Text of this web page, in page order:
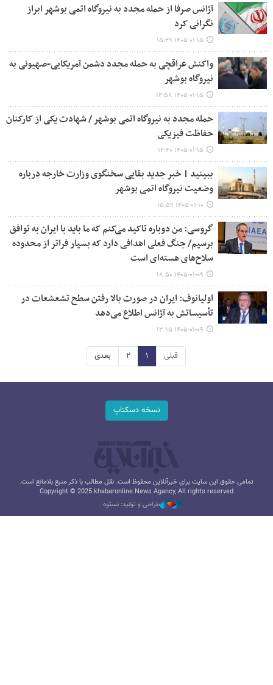
آژانس صرفا از حمله مجدد به نیروگاه اتمی بوشهر ابراز
نگرانی کرد
۱۴۰۵-۰۱-۱۵ ۱۵:۲۹
واکنش عراقچی به حمله مجدد دشمن آمریکایی-صهیونی به
نیروگاه بوشهر
۱۴۰۵-۰۱-۱۵ ۱۴:۵۸
حمله مجدد به نیروگاه اتمی بوشهر / شهادت یکی از کارکنان
حفاظت فیزیکی
۱۴۰۵-۰۱-۱۵ ۱۲:۴۰
ببینید | خبر جدید بقایی سخنگوی وزارت خارجه درباره
وضعیت نیروگاه اتمی بوشهر
۱۴۰۵-۰۱-۱۰ ۱۵:۵۹
گروسی: من دوباره تاکید می‌کنم که ما باید با ایران به توافق
برسیم/ جنگ فعلی اهدافی دارد که بسیار فراتر از محدوده
سلاح‌های هسته‌ای است
۱۴۰۵-۰۱-۰۹ ۱۸:۵۰
اولیانوف: ایران در صورت بالا رفتن سطح تشعشعات در
تأسیساتش به آژانس اطلاع می‌دهد
۱۴۰۵-۰۱-۰۹ ۱۳:۱۵
قبلی ۱ ۲ بعدی
نسخه دسکتاپ
تمامی حقوق این سایت برای خبرآنلاین محفوظ است. نقل مطالب با ذکر منبع بلامانع است.
Copyright © 2025 khabaronline News Agancy, All rights reserved
طراحی و تولید: نستوه